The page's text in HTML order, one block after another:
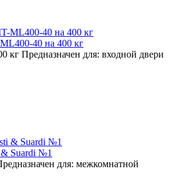
40 на 400 кг
кг Предназначен для: входной двери
Suardi №1
для: межкомнатной